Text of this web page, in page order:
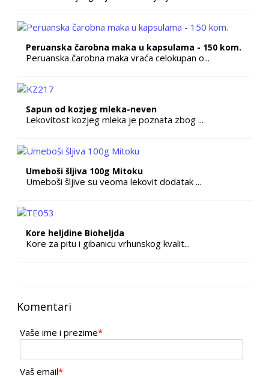
Peruanska čarobna maka u kapsulama - 150 kom.
Peruanska čarobna maka vraća celokupan o...
Sapun od kozjeg mleka-neven
Lekovitost kozjeg mleka je poznata zbog ...
Umeboši šljiva 100g Mitoku
Umeboši šljive su veoma lekovit dodatak ...
Kore heljdine Bioheljda
Kore za pitu i gibanicu vrhunskog kvalit...
Komentari
Vaše ime i prezime*
Vaš email*